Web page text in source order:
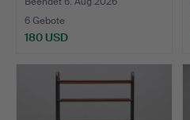
6 Gebote
180 USD